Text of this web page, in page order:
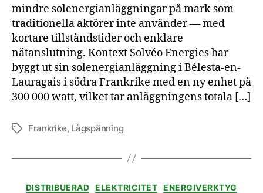
mindre solenergianläggningar på mark som
traditionella aktörer inte använder — med
kortare tillståndstider och enklare
nätanslutning. Kontext Solvéo Energies har
byggt ut sin solenergianläggning i Bélesta-en-
Lauragais i södra Frankrike med en ny enhet på
300 000 watt, vilket tar anläggningens totala […]
EtiketterFrankrike, Lågspänning
Kategorier
DISTRIBUERAD ELEKTRICITET
ENERGIVERKTYG